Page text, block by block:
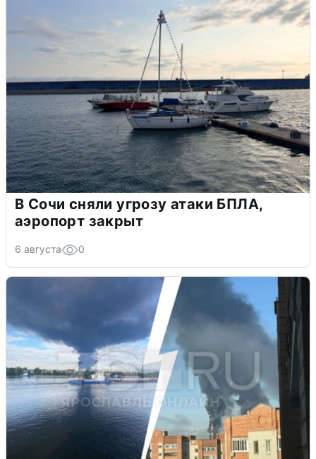
В Сочи сняли угрозу атаки БПЛА,
аэропорт закрыт
6 августа 0